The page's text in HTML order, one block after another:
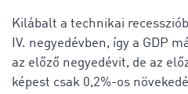
Kilábalt a technikai
IV. negyedévben, így a GDP
az előző negyedévit, de az
képest csak 0,2%-os